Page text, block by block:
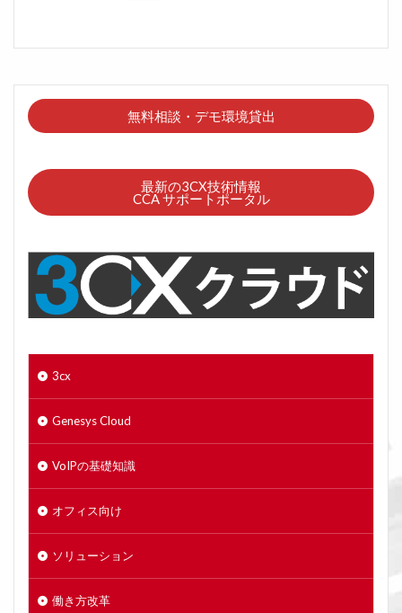
無料相談・デモ環境貸出
最新の3CX技術情報
CCA サポートポータル
3cx
Genesys Cloud
VoIPの基礎知識
オフィス向け
ソリューション
働き方改革